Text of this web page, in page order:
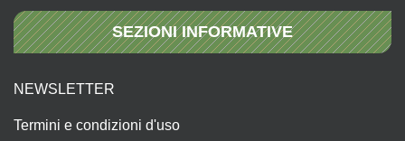
SEZIONI INFORMATIVE
NEWSLETTER
Termini e condizioni d'uso